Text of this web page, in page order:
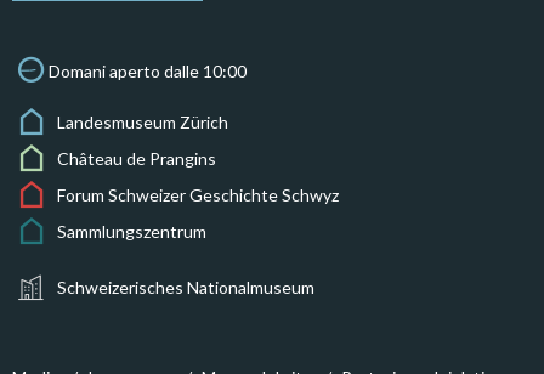
Domani aperto dalle 10:00
Landesmuseum Zürich
Château de Prangins
Forum Schweizer Geschichte Schwyz
Sammlungszentrum
Schweizerisches Nationalmuseum